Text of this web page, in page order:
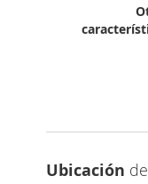
Ubicación